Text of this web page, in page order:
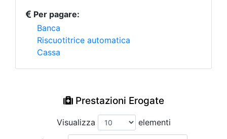
Per pagare:
Banca
Riscuotitrice automatica
Cassa
Prestazioni Erogate
Visualizza
elementi